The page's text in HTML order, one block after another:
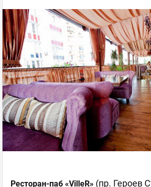
Ресторан-паб «VilleR» (пр. Героев